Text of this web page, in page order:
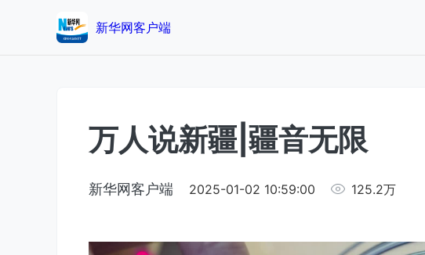
新华网客户端
万人说新疆|疆音无限
新华网客户端 2025-01-02 10:59:00 125.2万